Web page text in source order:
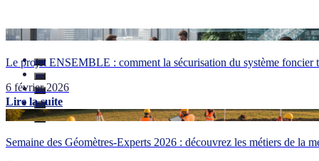
Le projet ENSEMBLE : comment la sécurisation du système foncier
6 février 2026
Lire la suite
Semaine des Géomètres-Experts 2026 : découvrez les métiers de la